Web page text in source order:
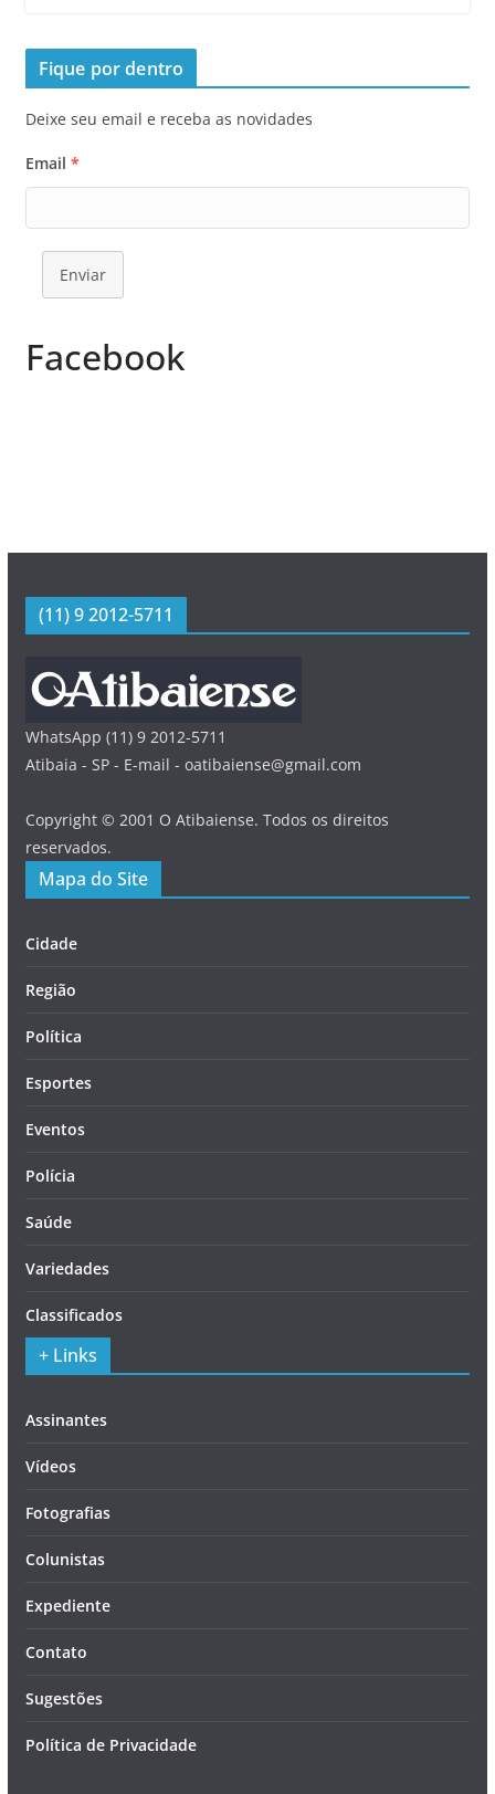
Fique por dentro
Deixe seu email e receba as novidades
Email *
Enviar
Facebook
(11) 9 2012-5711
WhatsApp (11) 9 2012-5711
Atibaia - SP - E-mail - oatibaiense@gmail.com
Copyright © 2001 O Atibaiense. Todos os direitos
reservados.
Mapa do Site
Cidade
Região
Política
Esportes
Eventos
Polícia
Saúde
Variedades
Classificados
+ Links
Assinantes
Vídeos
Fotografias
Colunistas
Expediente
Contato
Sugestões
Política de Privacidade